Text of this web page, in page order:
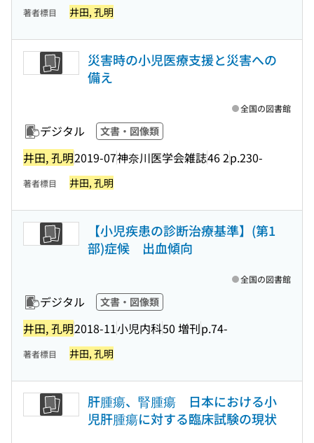
著者標目 井田, 孔明
災害時の小児医療支援と災害への
備え
デジタル 文書・図像類
井田, 孔明2019-07神奈川医学会雑誌46 2p.230-
全国の図書館
著者標目 井田, 孔明
【小児疾患の診断治療基準】(第1
部)症候 出血傾向
デジタル 文書・図像類
井田, 孔明2018-11小児内科50 増刊p.74-
全国の図書館
著者標目 井田, 孔明
肝腫瘍、腎腫瘍 日本における小
児肝腫瘍に対する臨床試験の現状